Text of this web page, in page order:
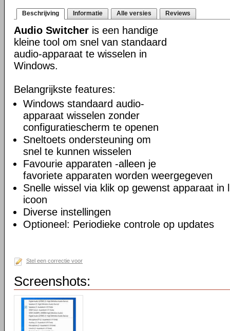
Beschrijving Informatie Alle versies Reviews
Audio Switcher is een handige
kleine tool om snel van standaard
audio-apparaat te wisselen in
Windows.
Belangrijkste features:
Windows standaard audio-
apparaat wisselen zonder
configuratiescherm te openen
Sneltoets ondersteuning om
snel te kunnen wisselen
Favourie apparaten -alleen je
favoriete apparaten worden weergegeven
Snelle wissel via klik op gewenst apparaat in
icoon
Diverse instellingen
Optioneel: Periodieke controle op updates
Stel een correctie voor
Screenshots: